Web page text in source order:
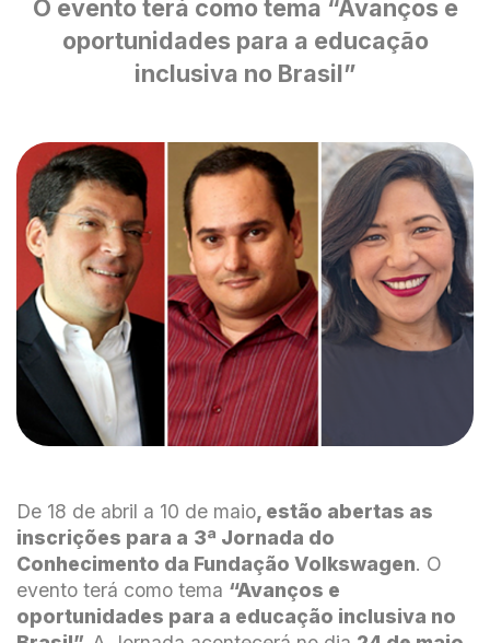
O evento terá como tema “Avanços e
oportunidades para a educação
inclusiva no Brasil”
De 18 de abril a 10 de maio, estão abertas as
inscrições para a 3ª Jornada do
Conhecimento da Fundação Volkswagen. O
evento terá como tema “Avanços e
oportunidades para a educação inclusiva no